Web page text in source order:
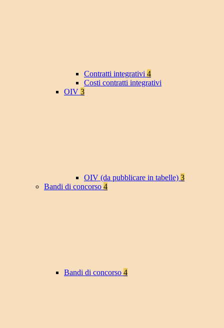
Contratti integrativi 4
Costi contratti integrativi
OIV 3
OIV (da pubblicare in tabelle) 3
Bandi di concorso 4
Bandi di concorso 4